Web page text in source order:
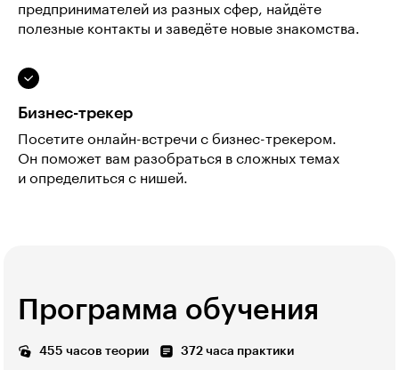
предпринимателей из разных сфер, найдёте
полезные контакты и заведёте новые знакомства.
Бизнес-трекер
Посетите онлайн-встречи с бизнес-трекером.
Он поможет вам разобраться в сложных темах
и определиться с нишей.
Программа обучения
455 часов теории 372 часа практики